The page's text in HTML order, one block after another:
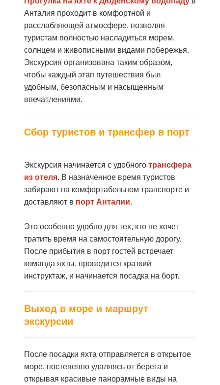
Анталия проходит в комфортной и
расслабляющей атмосфере, позволяя
туристам полностью насладиться морем,
солнцем и живописными видами побережья.
Экскурсия организована таким образом,
чтобы каждый этап путешествия был
удобным, безопасным и насыщенным
впечатлениями.
Сбор туристов и трансфер в порт
Экскурсия начинается с удобного трансфера
из отеля. В назначенное время туристов
забирают на комфортабельном транспорте и
доставляют в порт Анталии.
Это особенно удобно для тех, кто не хочет
тратить время на самостоятельную дорогу.
После прибытия в порт гостей встречает
команда яхты, проводится краткий
инструктаж, и начинается посадка на борт.
Выход в море и маршрут
экскурсии
После посадки яхта отправляется в открытое
море, постепенно удаляясь от берега и
открывая красивые панорамные виды на